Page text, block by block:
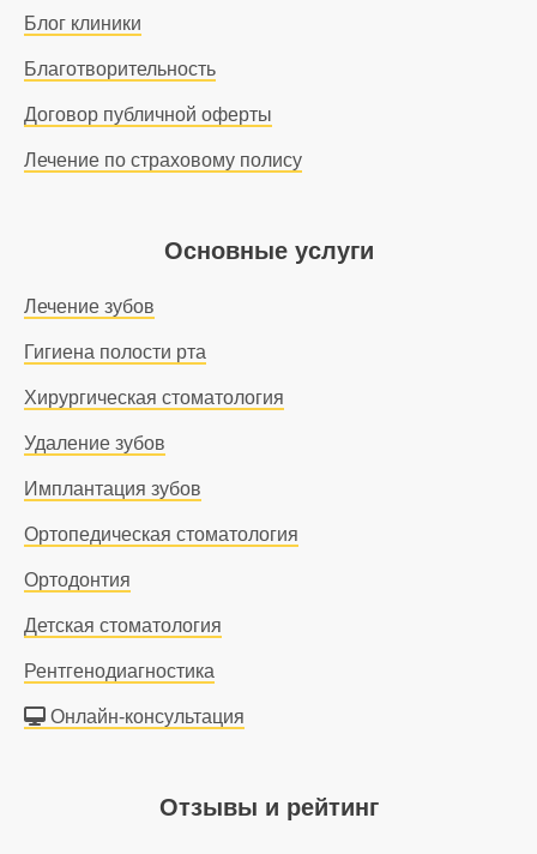
Блог клиники
Благотворительность
Договор публичной оферты
Лечение по страховому полису
Основные услуги
Лечение зубов
Гигиена полости рта
Хирургическая стоматология
Удаление зубов
Имплантация зубов
Ортопедическая стоматология
Ортодонтия
Детская стоматология
Рентгенодиагностика
Онлайн-консультация
Отзывы и рейтинг